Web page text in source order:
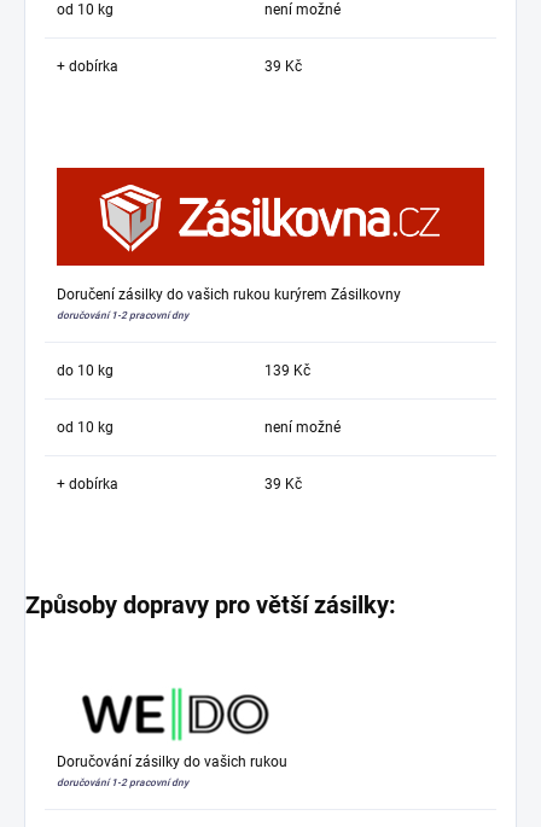
od 10 kg není možné
+ dobírka 39 Kč
Doručení zásilky do vašich rukou kurýrem Zásilkovny
doručování 1-2 pracovní dny
do 10 kg 139 Kč
od 10 kg není možné
+ dobírka 39 Kč
Způsoby dopravy pro větší zásilky:
Doručování zásilky do vašich rukou
doručování 1-2 pracovní dny